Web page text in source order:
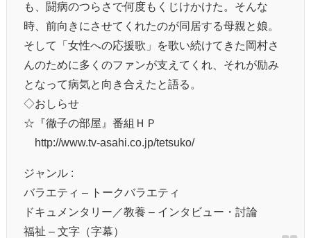
も、闘病のつらさで何度もくじけかけた。そんな
時、前向きにさせてくれたのが同居する母親と娘。
そして「女性への応援歌」を歌い続けてきた岡村さ
んのために多くのファンが支えてくれ、それが励み
となって病気と向き合えたと語る。
◇おしらせ
☆『徹子の部屋』番組ＨＰ
http://www.tv-asahi.co.jp/tetsuko/
ジャンル :
バラエティ – トークバラエティ
ドキュメンタリー／教養 – インタビュー・討論
福祉 – 文字（字幕）